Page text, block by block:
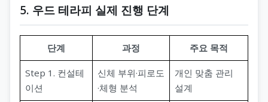
5. 우드 테라피 실제 진행 단계
단계 과정 주요 목적
Step 1. 컨설테
이션
신체 부위·피로도
·체형 분석
개인 맞춤 관리
설계